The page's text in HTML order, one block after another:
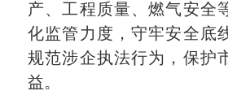
产、工程质量、燃气安全
化监管力度，守牢安全底
规范涉企执法行为，保护
益。